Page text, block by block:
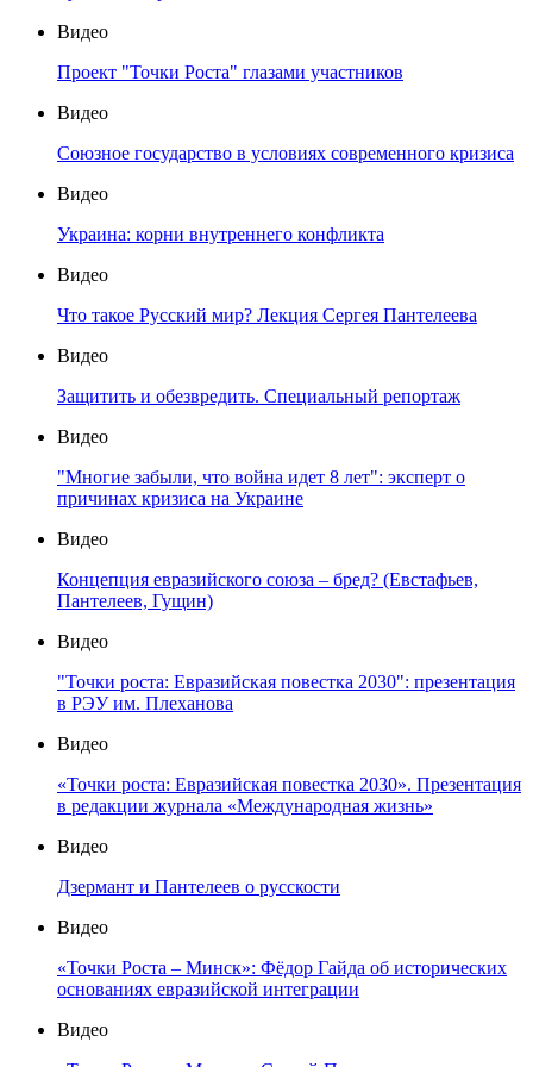
Видео
Проект "Точки Роста" глазами участников
Видео
Союзное государство в условиях современного кризиса
Видео
Украина: корни внутреннего конфликта
Видео
Что такое Русский мир? Лекция Сергея Пантелеева
Видео
Защитить и обезвредить. Специальный репортаж
Видео
"Многие забыли, что война идет 8 лет": эксперт о
причинах кризиса на Украине
Видео
Концепция евразийского союза – бред? (Евстафьев,
Пантелеев, Гущин)
Видео
"Точки роста: Евразийская повестка 2030": презентация
в РЭУ им. Плеханова
Видео
«Точки роста: Евразийская повестка 2030». Презентация
в редакции журнала «Международная жизнь»
Видео
Дзермант и Пантелеев о русскости
Видео
«Точки Роста – Минск»: Фёдор Гайда об исторических
основаниях евразийской интеграции
Видео